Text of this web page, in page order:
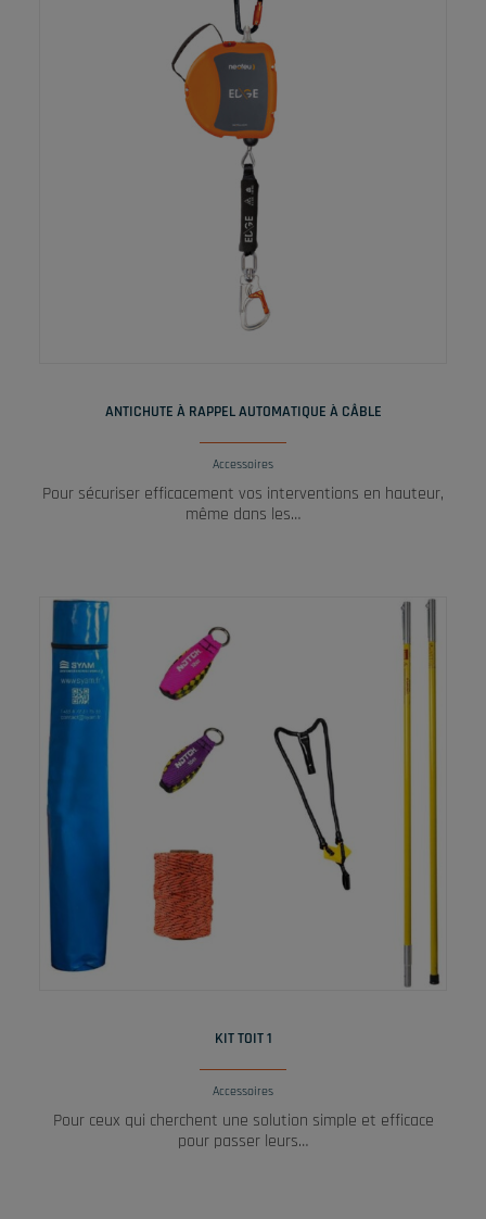
ANTICHUTE À RAPPEL AUTOMATIQUE À CÂBLE
Accessoires
Pour sécuriser efficacement vos interventions en hauteur,
même dans les…
KIT TOIT 1
Accessoires
Pour ceux qui cherchent une solution simple et efficace
pour passer leurs…